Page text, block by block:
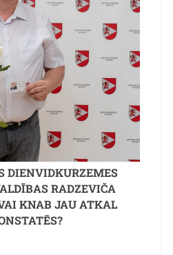
DIENVIDKURZEMES
RADZEVIČA
KNAB JAU ATKAL